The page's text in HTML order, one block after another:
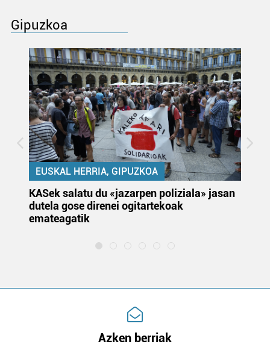
Gipuzkoa
EUSKAL HERRIA, GIPUZKOA
KASek salatu du «jazarpen poliziala» jasan
dutela gose direnei ogitartekoak
emateagatik
Azken berriak